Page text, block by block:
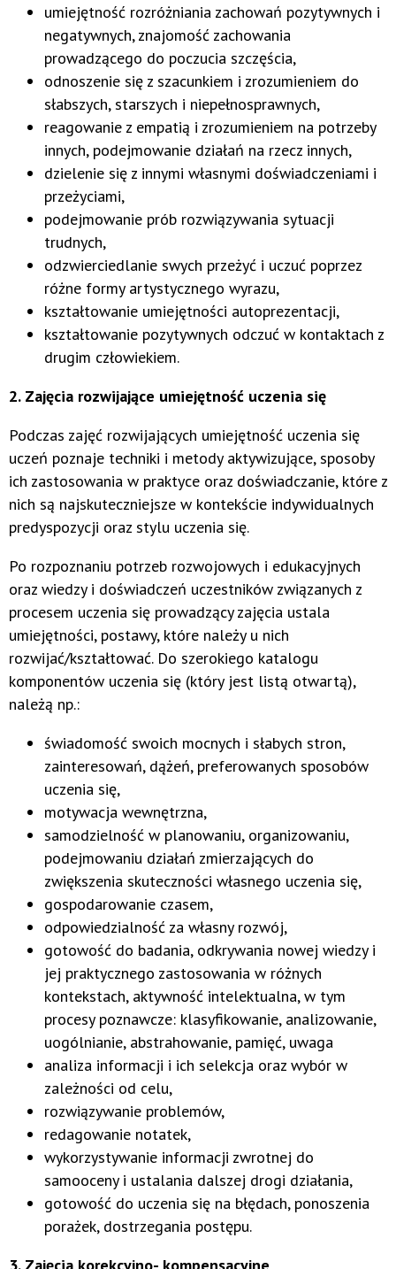
umiejętność rozróżniania zachowań pozytywnych i
negatywnych, znajomość zachowania
prowadzącego do poczucia szczęścia,
odnoszenie się z szacunkiem i zrozumieniem do
słabszych, starszych i niepełnosprawnych,
reagowanie z empatią i zrozumieniem na potrzeby
innych, podejmowanie działań na rzecz innych,
dzielenie się z innymi własnymi doświadczeniami i
przeżyciami,
podejmowanie prób rozwiązywania sytuacji
trudnych,
odzwierciedlanie swych przeżyć i uczuć poprzez
różne formy artystycznego wyrazu,
kształtowanie umiejętności autoprezentacji,
kształtowanie pozytywnych odczuć w kontaktach z
drugim człowiekiem.
2. Zajęcia rozwijające umiejętność uczenia się
Podczas zajęć rozwijających umiejętność uczenia się
uczeń poznaje techniki i metody aktywizujące, sposoby
ich zastosowania w praktyce oraz doświadczanie, które z
nich są najskuteczniejsze w kontekście indywidualnych
predyspozycji oraz stylu uczenia się.
Po rozpoznaniu potrzeb rozwojowych i edukacyjnych
oraz wiedzy i doświadczeń uczestników związanych z
procesem uczenia się prowadzący zajęcia ustala
umiejętności, postawy, które należy u nich
rozwijać/kształtować. Do szerokiego katalogu
komponentów uczenia się (który jest listą otwartą),
należą np.:
świadomość swoich mocnych i słabych stron,
zainteresowań, dążeń, preferowanych sposobów
uczenia się,
motywacja wewnętrzna,
samodzielność w planowaniu, organizowaniu,
podejmowaniu działań zmierzających do
zwiększenia skuteczności własnego uczenia się,
gospodarowanie czasem,
odpowiedzialność za własny rozwój,
gotowość do badania, odkrywania nowej wiedzy i
jej praktycznego zastosowania w różnych
kontekstach, aktywność intelektualna, w tym
procesy poznawcze: klasyfikowanie, analizowanie,
uogólnianie, abstrahowanie, pamięć, uwaga
analiza informacji i ich selekcja oraz wybór w
zależności od celu,
rozwiązywanie problemów,
redagowanie notatek,
wykorzystywanie informacji zwrotnej do
samooceny i ustalania dalszej drogi działania,
gotowość do uczenia się na błędach, ponoszenia
porażek, dostrzegania postępu.